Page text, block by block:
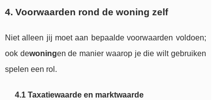
4. Voorwaarden rond de woning zelf
Niet alleen jij moet aan bepaalde voorwaarden voldoen;
ook dewoningen de manier waarop je die wilt gebruiken
spelen een rol.
4.1 Taxatiewaarde en marktwaarde